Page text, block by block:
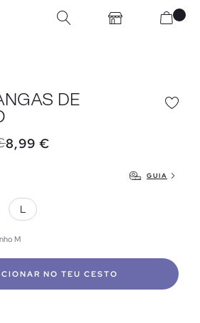
DE
8,99 €
GUIA
L
M
NO TEU CESTO